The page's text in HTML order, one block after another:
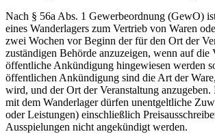
Nach § 56a Abs. 1 Gewerbeordnung (GewO)
eines Wanderlagers zum Vertrieb von Waren
zwei Wochen vor Beginn der für den Ort der
zuständigen Behörde anzuzeigen, wenn auf die
öffentliche Ankündigung hingewiesen werden
öffentlichen Ankündigung sind die Art der
wird, und der Ort der Veranstaltung anzugeben.
mit dem Wanderlager dürfen unentgeltliche
oder Leistungen) einschließlich
Ausspielungen nicht angekündigt werden.